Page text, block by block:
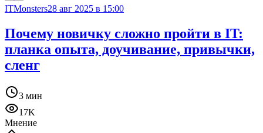
ITMonsters28 авг 2025 в 15:00
Почему новичку сложно пройти в IT:
планка опыта, доучивание, привычки,
сленг
3 мин
17K
Мнение